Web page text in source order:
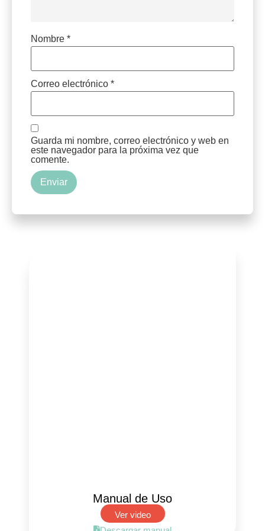
Nombre *
Correo electrónico *
Guarda mi nombre, correo electrónico y web en
este navegador para la próxima vez que
comente.
Manual de Uso
Ver video